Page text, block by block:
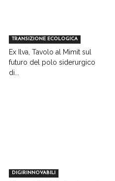
TRANSIZIONE ECOLOGICA
Ex Ilva, Tavolo al Mimit sul
futuro del polo siderurgico
di...
DIGIRINNOVABILI